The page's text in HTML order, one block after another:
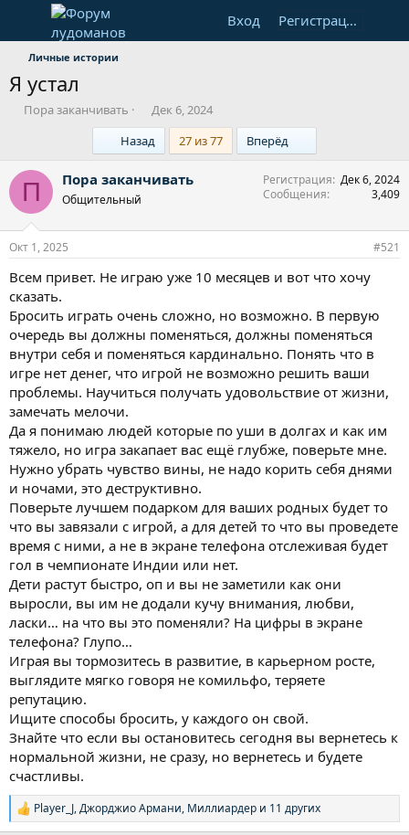
Вход Регистрация
Личные истории
Я устал
А
р
т
м
Пора заканчивать
Д
а
т
а
н
а
Дек 6, 2024
Назад 27 из 77 Вперёд
П Пора заканчивать
Общительный
Регистрация Дек 6, 2024
Сообщения
3,409
Окт 1, 2025 #521
Всем привет. Не играю уже 10 месяцев и вот что хочу
сказать.
Бросить играть очень сложно, но возможно. В первую
очередь вы должны поменяться, должны поменяться
внутри себя и поменяться кардинально. Понять что в
игре нет денег, что игрой не возможно решить ваши
проблемы. Научиться получать удовольствие от жизни,
замечать мелочи.
Да я понимаю людей которые по уши в долгах и как им
тяжело, но игра закапает вас ещё глубже, поверьте мне.
Нужно убрать чувство вины, не надо корить себя днями
и ночами, это деструктивно.
Поверьте лучшем подарком для ваших родных будет то
что вы завязали с игрой, а для детей то что вы проведете
время с ними, а не в экране телефона отслеживая будет
гол в чемпионате Индии или нет.
Дети растут быстро, оп и вы не заметили как они
выросли, вы им не додали кучу внимания, любви,
ласки… на что вы это поменяли? На цифры в экране
телефона? Глупо…
Играя вы тормозитесь в развитие, в карьерном росте,
выглядите мягко говоря не комильфо, теряете
репутацию.
Ищите способы бросить, у каждого он свой.
Знайте что если вы остановитесь сегодня вы вернетесь к
нормальной жизни, не сразу, но вернетесь и будете
счастливы.
Р
е
Player_J,Джорджио Армани, Миллиардер и 11 других